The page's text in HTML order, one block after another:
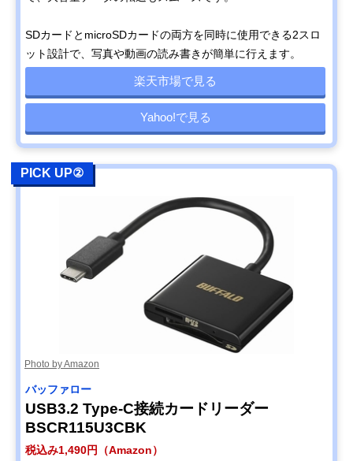
SDカードとmicroSDカードの両方を同時に使用できる2スロ
ット設計で、写真や動画の読み書きが簡単に行えます。
楽天市場で見る
Yahoo!で見る
PICK UP②
Photo by Amazon
バッファロー
USB3.2 Type-C接続カードリーダー
BSCR115U3CBK
税込み1,490円（Amazon）